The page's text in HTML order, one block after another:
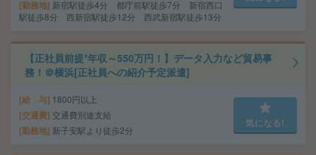
勤務地 新宿駅徒歩4分 都庁前駅徒歩7分 新宿西口
駅徒歩8分 西新宿駅徒歩12分 西武新宿駅徒歩13分
【正社員前提*年収～550万円！】データ入力など貿易事
務！＠横浜[正社員への紹介予定派遣]
給 与 1800円以上
交通費 交通費別途支給
勤務地 新子安駅より徒歩2分
気になる!